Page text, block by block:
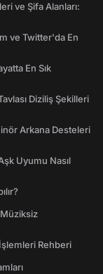
ve Şifa Alanları:
ve Twitter'da En
En Sık
Diziliş Şekilleri
Arkana Desteleri
Uyumu Nasıl
Rehberi